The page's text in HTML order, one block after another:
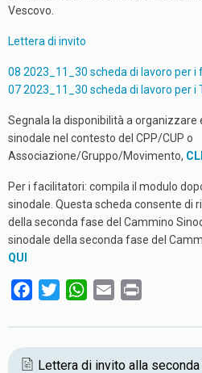
Vescovo.
Lettera di invito
08 2023_11_30 scheda di lavoro per i
07 2023_11_30 scheda di lavoro per i
Segnala la disponibilità a organizzare
sinodale nel contesto del CPP/CUP o
Associazione/Gruppo/Movimento,
Per i facilitatori: compila il modulo
sinodale. Questa scheda consente di
della seconda fase del Cammino
sinodale della seconda fase del
QUI
c
e
i
t
W
a
t
a
i
i
n
Lettera di invito alla